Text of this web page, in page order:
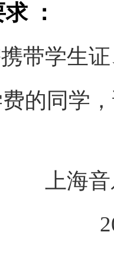
：
带学生
的同学
上海